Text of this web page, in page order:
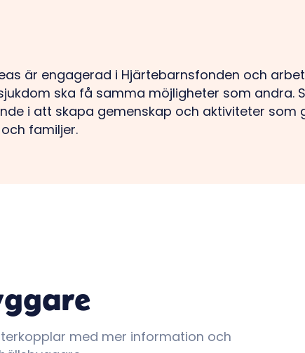
är engagerad i Hjärtebarnsfonden och
ska få samma möjligheter som andra.
i att skapa gemenskap och aktiviteter som
familjer.
med mer information och